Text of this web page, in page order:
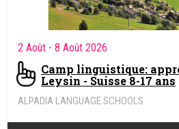
2 Août - 8 Août 2026
Camp linguistique:
Leysin - Suisse 8-17 ans
ALPADIA LANGUAGE SCHOOLS